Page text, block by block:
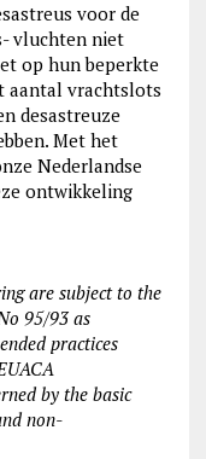
voor de
vluchten niet
op hun beperkte
aantal vrachtslots
desastreuze
Met het
Nederlandse
ontwikkeling
are subject to the
95/93 as
practices
by the basic
non-